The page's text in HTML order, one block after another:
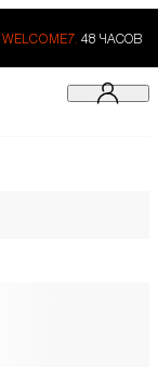
WELCOME7. 48 ЧАСОВ